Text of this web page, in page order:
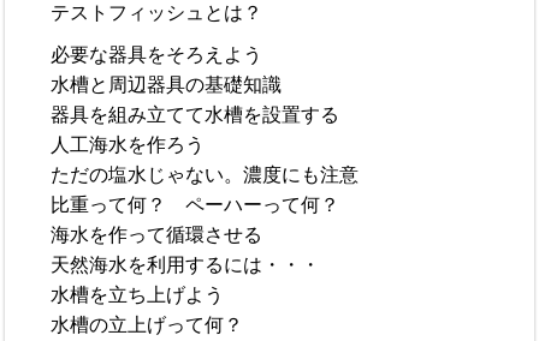
テストフィッシュとは？
必要な器具をそろえよう
水槽と周辺器具の基礎知識
器具を組み立てて水槽を設置する
人工海水を作ろう
ただの塩水じゃない。濃度にも注意
比重って何？ ペーハーって何？
海水を作って循環させる
天然海水を利用するには・・・
水槽を立ち上げよう
水槽の立上げって何？